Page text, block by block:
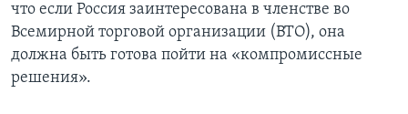
что если Россия заинтересована в членстве во
Всемирной торговой организации (ВТО), она
должна быть готова пойти на «компромиссные
решения».